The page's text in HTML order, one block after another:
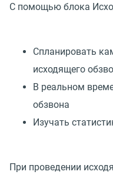
С помощью блока
Спланировать
исходящего
В реальном
обзвона
Изучать
При проведении